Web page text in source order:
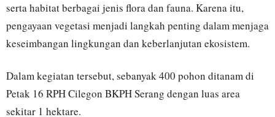
serta habitat berbagai jenis flora dan fauna. Karena itu,
pengayaan vegetasi menjadi langkah penting dalam menjaga
keseimbangan lingkungan dan keberlanjutan ekosistem.
Dalam kegiatan tersebut, sebanyak 400 pohon ditanam di
Petak 16 RPH Cilegon BKPH Serang dengan luas area
sekitar 1 hektare.